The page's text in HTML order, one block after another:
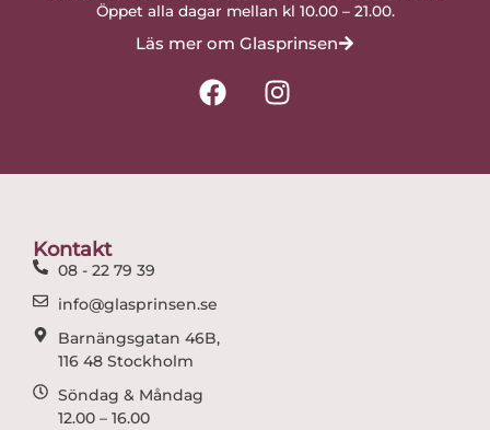
Öppet alla dagar mellan kl 10.00 – 21.00.
Läs mer om Glasprinsen
F
a
I
n
Kontakt
08 - 22 79 39
info@glasprinsen.se
Barnängsgatan 46B,
116 48 Stockholm
Söndag & Måndag
12.00 – 16.00